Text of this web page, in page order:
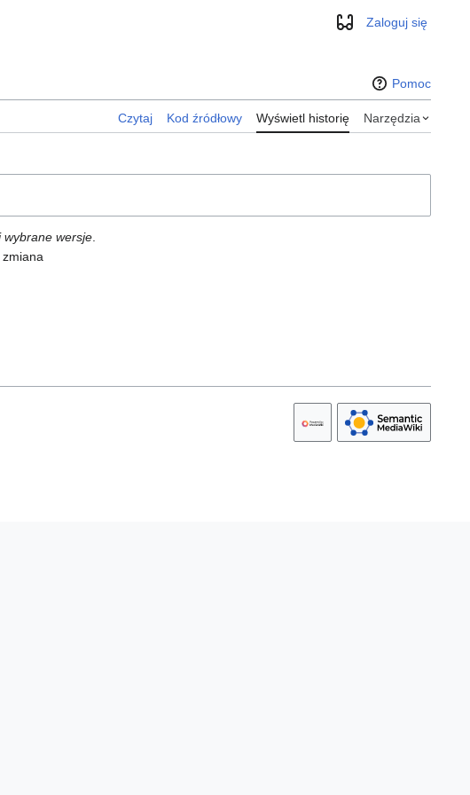
WyglądZaloguj się
Pomoc
Czytaj Kod źródłowy Wyświetl historię Narzędzia
wybrane wersje